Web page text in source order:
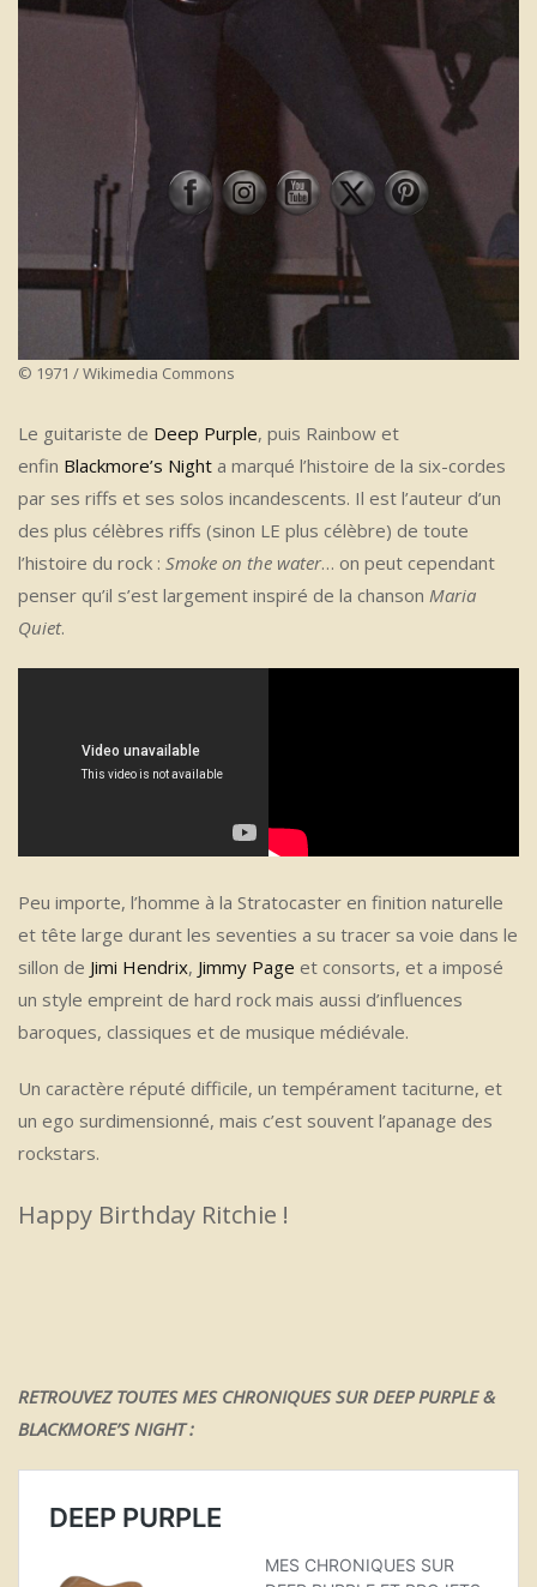
© 1971 / Wikimedia Commons
Le guitariste de Deep Purple, puis Rainbow et
enfin Blackmore’s Night a marqué l’histoire de la six-cordes
par ses riffs et ses solos incandescents. Il est l’auteur d’un
des plus célèbres riffs (sinon LE plus célèbre) de toute
l’histoire du rock : Smoke on the water… on peut cependant
penser qu’il s’est largement inspiré de la chanson Maria
Quiet.
Peu importe, l’homme à la Stratocaster en finition naturelle
et tête large durant les seventies a su tracer sa voie dans le
sillon de Jimi Hendrix, Jimmy Page et consorts, et a imposé
un style empreint de hard rock mais aussi d’influences
baroques, classiques et de musique médiévale.
Un caractère réputé difficile, un tempérament taciturne, et
un ego surdimensionné, mais c’est souvent l’apanage des
rockstars.
Happy Birthday Ritchie !
RETROUVEZ TOUTES MES CHRONIQUES SUR DEEP PURPLE &
BLACKMORE’S NIGHT :